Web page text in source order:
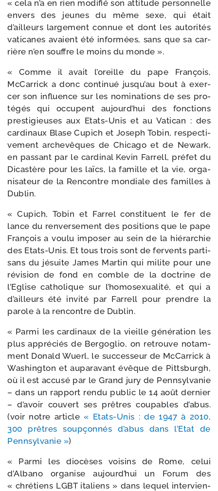
« cela n’a en rien modi­fié son atti­tude per­son­nelle
envers des jeunes du même sexe, qui était
d’ailleurs lar­ge­ment connue et dont les auto­ri­tés
vati­canes avaient été infor­mées, sans que sa car­
rière n’en souffre le moins du monde ».
« Comme il avait l’oreille du pape François,
McCarrick a donc conti­nué jusqu’au bout à exer­
cer son influence sur les nomi­na­tions de ses pro­
té­gés qui occupent aujourd’hui des fonc­tions
pres­ti­gieuses aux Etats-​Unis et au Vatican : des
car­di­naux Blase Cupich et Joseph Tobin, res­pec­ti­
ve­ment arche­vêques de Chicago et de Newark,
en pas­sant par le car­di­nal Kevin Farrell, pré­fet du
Dicastère pour les laïcs, la famille et la vie, orga­
ni­sa­teur de la Rencontre mon­diale des familles à
Dublin.
« Cupich, Tobin et Farrel consti­tuent le fer de
lance du ren­ver­se­ment des posi­tions que le pape
François a vou­lu impo­ser au sein de la hié­rar­chie
des Etats-​Unis. Et tous trois sont de fer­vents par­ti­
sans du jésuite James Martin qui milite pour une
révi­sion de fond en comble de la doc­trine de
l’Eglise catho­lique sur l’homosexualité, et qui a
d’ailleurs été invi­té par Farrell pour prendre la
parole à la ren­contre de Dublin.
« Parmi les car­di­naux de la vieille géné­ra­tion les
plus appré­ciés de Bergoglio, on retrouve notam­
ment Donald Wuerl, le suc­ces­seur de McCarrick à
Washington et aupa­ra­vant évêque de Pittsburgh,
où il est accu­sé par le Grand jury de Pennsylvanie
– dans un rap­port ren­du public le 14 août der­nier
– d’avoir cou­vert ses prêtres cou­pables d’abus.
(voir notre article« Etats-​Unis : de 1947 à 2010,
300 prêtres soup­çon­nés d’abus dans l’Etat de
Pennsylvanie »)
« Parmi les dio­cèses voi­sins de Rome, celui
d’Albano orga­nise aujourd’hui un Forum des
« chré­tiens LGBT ita­liens » dans lequel inter­vien­